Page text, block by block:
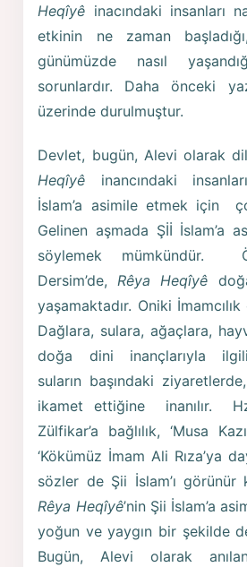
Heqîyê inacındaki insanları
etkinin ne zaman
günümüzde nasıl
sorunlardır. Daha önceki
üzerinde durulmuştur.
Devlet, bugün, Alevi olarak
Heqîyê inancındaki
İslam’a asimile etmek için
Gelinen aşmada Şİİ İslam’a
söylemek mümkündür.
Dersim’de, Rêya Heqîyê
yaşamaktadır. Oniki
Dağlara, sulara, ağaçlara,
doğa dini inançlarıyla
suların başındaki
ikamet ettiğine inanılır.
Zülfikar’a bağlılık, ‘Musa
‘Kökümüz İmam Ali Rıza’ya
sözler de Şii İslam’ı görünür
Rêya Heqîyê’nin Şii İslam’a
yoğun ve yaygın bir şekilde
Bugün, Alevi olarak